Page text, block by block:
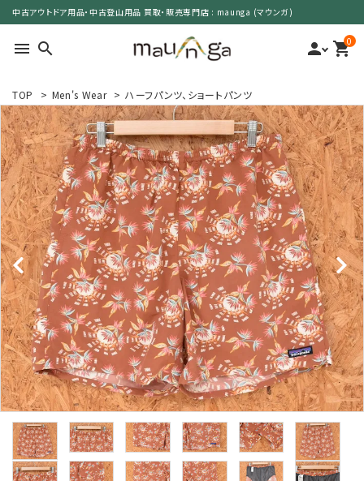
中古アウトドア用品・中古登山用品 買取・販売専門店 : maunga (マウンガ)
menu search person 0
shopping_cart
search
カテゴリーで選ぶ
サイズで選ぶ
特集で選ぶ
価格で選ぶ
買取案内
レンタル・修理
店舗情報
POLICY
TOP > Men's Wear > ハーフパンツ、ショートパンツ